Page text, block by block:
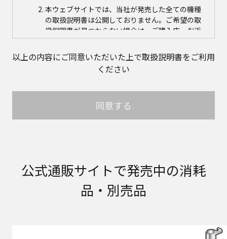
本ウェブサイトでは、当社が発売した全ての機種
の取扱説明書は公開しておりません。ご希望の取
扱説明書が見つからない場合は、ご購入店、お近
くの当社商品の取扱店、または当社サービス会社
に直接お問い合わせの上、ご購入いただきますよ
うお願いいたします。ただし、商品自体の生産中
止などの理由により、当該商品につき取扱説明書
めご了承ください。
本ウェブサイトに公開されている取扱説明書の対
象商品が生産中止などの理由でご購入できない場
のお取り扱いについて。パナソニック株式会社お
内容を、ご相談への対応や修理、その確認などの
以上の内容にご同意いただいた上で取扱説明書をご利用
ください
同意する
公式通販サイトで発売中の消耗
品・別売品